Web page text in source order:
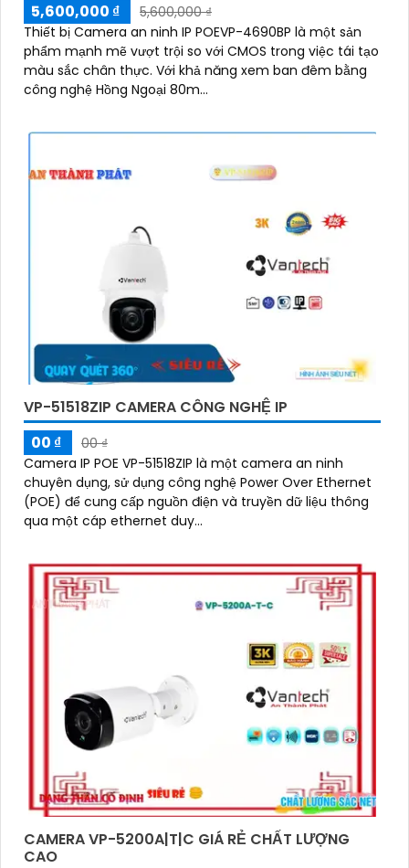
5,600,000 ₫
5,600,000 ₫
Thiết bị Camera an ninh IP POEVP-4690BP là một sản
phẩm mạnh mẽ vượt trội so với CMOS trong việc tái tạo
màu sắc chân thực. Với khả năng xem ban đêm bằng
công nghệ Hồng Ngoại 80m...
VP-51518ZIP CAMERA CÔNG NGHỆ IP
00 ₫
00 ₫
Camera IP POE VP-51518ZIP là một camera an ninh
chuyên dụng, sử dụng công nghệ Power Over Ethernet
(POE) để cung cấp nguồn điện và truyền dữ liệu thông
qua một cáp ethernet duy...
CAMERA VP-5200A|T|C GIÁ RẺ CHẤT LƯỢNG
CAO